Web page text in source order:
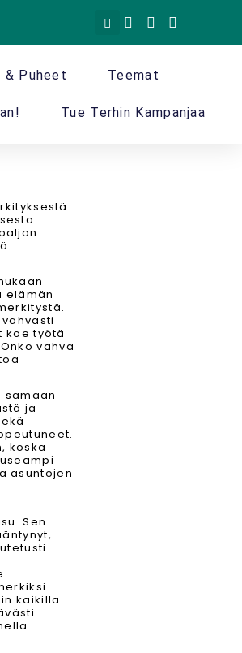
Puheet Teemat
Tue Terhin Kampanjaa
elämän
koe työtä
vahva
samaan
ja
koska
asuntojen
Sen
kaikilla